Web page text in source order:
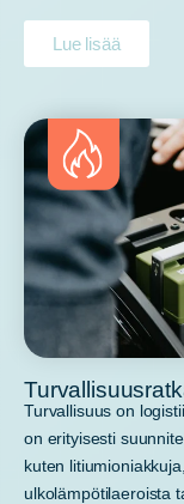
Lue lisää
Turvallisuus on
on erityisesti
kuten
ulkolämpötilaeroista